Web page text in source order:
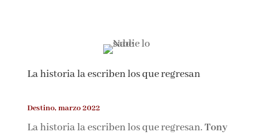
La historia la escriben los que regresan
Destino, marzo 2022
La historia la escriben los que regresan. Tony
Únete a nuestra comunidad de amantes de la
directamente en tu bandeja de entrada.
Nombre*